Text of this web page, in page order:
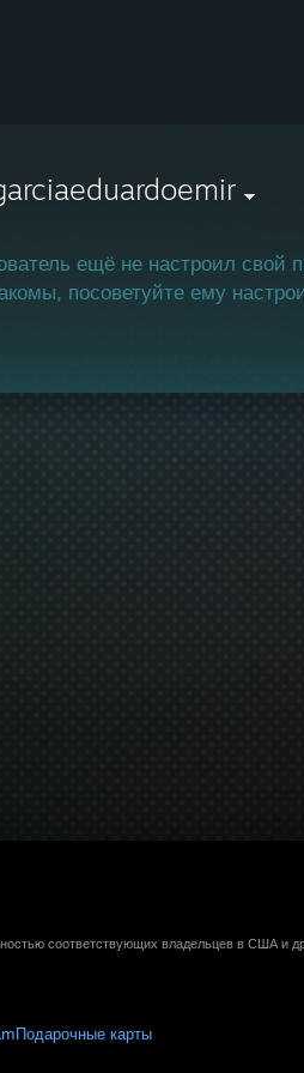
ещё не настроил свой
посоветуйте ему
соответствующих владельцев в США и
Подарочные карты